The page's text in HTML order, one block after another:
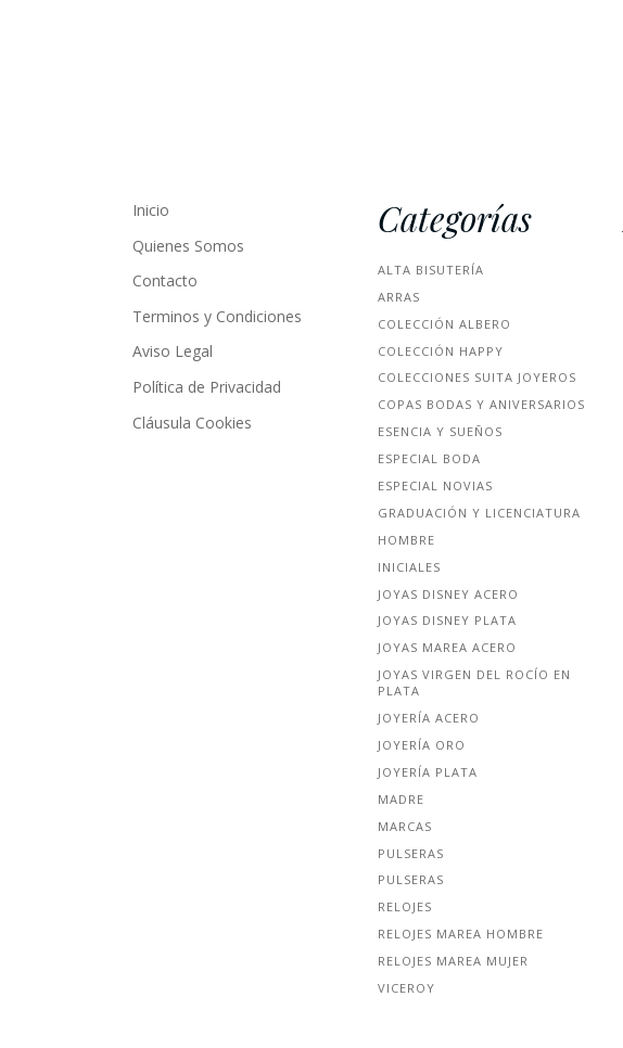
Inicio
Quienes Somos
Contacto
Terminos y Condiciones
Aviso Legal
Política de Privacidad
Cláusula Cookies
Categorías
ALTA BISUTERÍA
ARRAS
COLECCIÓN ALBERO
COLECCIÓN HAPPY
COLECCIONES SUITA JOYEROS
COPAS BODAS Y ANIVERSARIOS
ESENCIA Y SUEÑOS
ESPECIAL BODA
ESPECIAL NOVIAS
GRADUACIÓN Y LICENCIATURA
HOMBRE
INICIALES
JOYAS DISNEY ACERO
JOYAS DISNEY PLATA
JOYAS MAREA ACERO
JOYAS VIRGEN DEL ROCÍO EN
PLATA
JOYERÍA ACERO
JOYERÍA ORO
JOYERÍA PLATA
MADRE
MARCAS
PULSERAS
PULSERAS
RELOJES
RELOJES MAREA HOMBRE
RELOJES MAREA MUJER
VICEROY